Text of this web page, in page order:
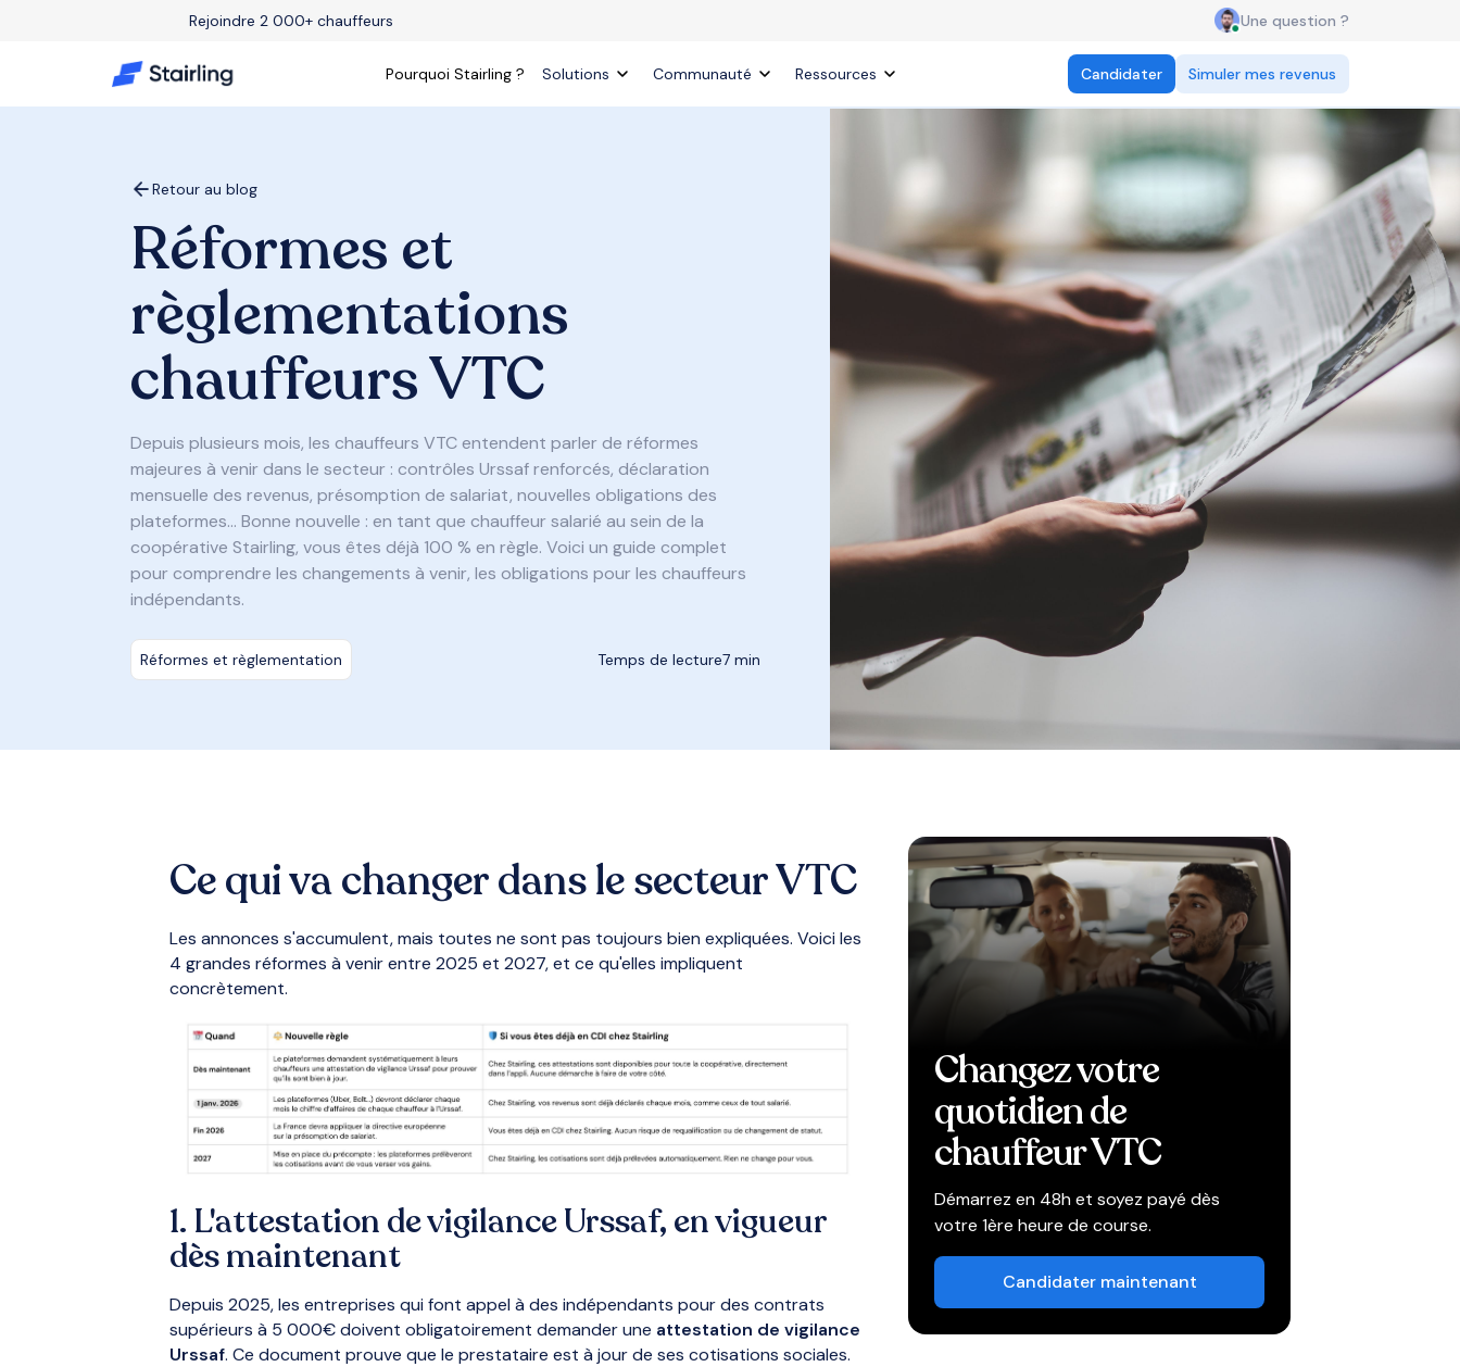
Rejoindre 2 000+ chauffeurs Une question ?
Pourquoi Stairling ? Solutions Communauté Ressources Candidater Simuler mes revenus
Retour au blog
Réformes et
règlementations
chauffeurs VTC
Depuis plusieurs mois, les chauffeurs VTC entendent parler de réformes
majeures à venir dans le secteur : contrôles Urssaf renforcés, déclaration
mensuelle des revenus, présomption de salariat, nouvelles obligations des
plateformes… Bonne nouvelle : en tant que chauffeur salarié au sein de la
coopérative Stairling, vous êtes déjà 100 % en règle. Voici un guide complet
pour comprendre les changements à venir, les obligations pour les chauffeurs
indépendants.
Réformes et règlementation Temps de lecture7 min
Ce qui va changer dans le secteur VTC
Les annonces s'accumulent, mais toutes ne sont pas toujours bien expliquées. Voici les
4 grandes réformes à venir entre 2025 et 2027, et ce qu'elles impliquent
concrètement.
1. L'attestation de vigilance Urssaf, en vigueur
dès maintenant
Depuis 2025, les entreprises qui font appel à des indépendants pour des contrats
supérieurs à 5 000€ doivent obligatoirement demander une attestation de vigilance
Urssaf. Ce document prouve que le prestataire est à jour de ses cotisations sociales.
Changez votre
quotidien de
chauffeur VTC
Démarrez en 48h et soyez payé dès
votre 1ère heure de course.
Candidater maintenant